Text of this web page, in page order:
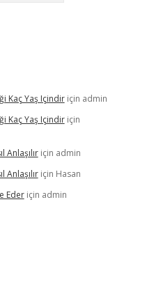
Kaç Yaş Içindiriçin admin
Kaç Yaş Içindiriçin
Anlaşılıriçin admin
Anlaşılıriçin Hasan
Ederiçin admin